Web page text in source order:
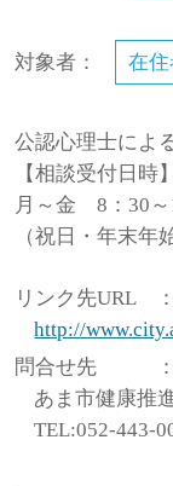
対象者： 在住
公認心理士によ
【相談受付日時】
月～金 8：30～
（祝日・年末年
リンク先URL
：
http://
問合せ先
：
あま市健康推
TEL:052-443-